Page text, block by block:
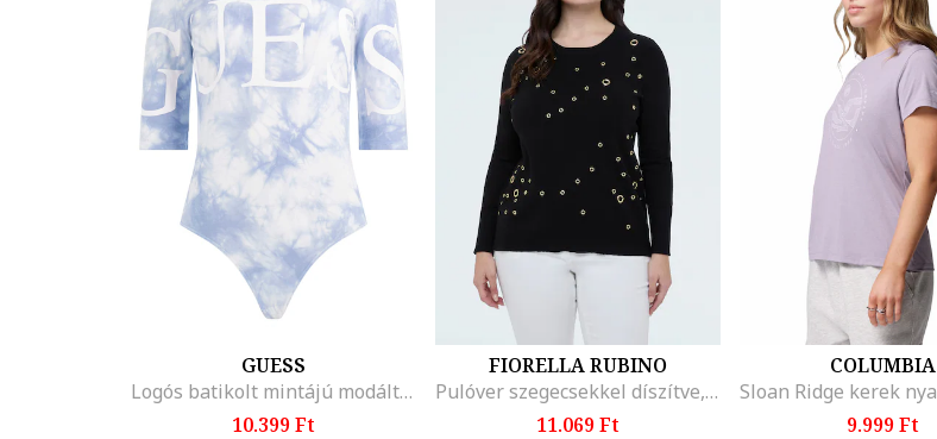
GUESS
Logós batikolt mintájú modáltartalmú body
10.399 Ft
FIORELLA RUBINO
Pulóver szegecsekkel díszítve, Fekete
11.069 Ft
COLUMBIA
9.999 Ft